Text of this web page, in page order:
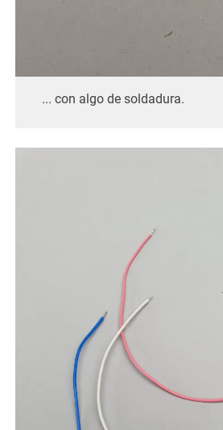
... con algo de soldadura.